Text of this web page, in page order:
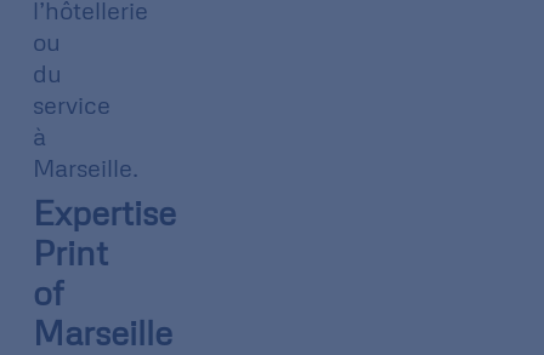
l’hôtellerie
ou
du
service
à
Marseille.
Expertise
Print
of
Marseille